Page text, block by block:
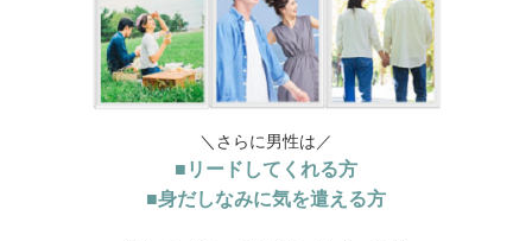
＼さらに男性は／
■リードしてくれる方
■身だしなみに気を遣える方